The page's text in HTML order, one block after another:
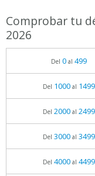
Comprobar tu
2026
Del 0al 499
Del 1000al 1499
Del 2000al 2499
Del 3000al 3499
Del 4000al 4499